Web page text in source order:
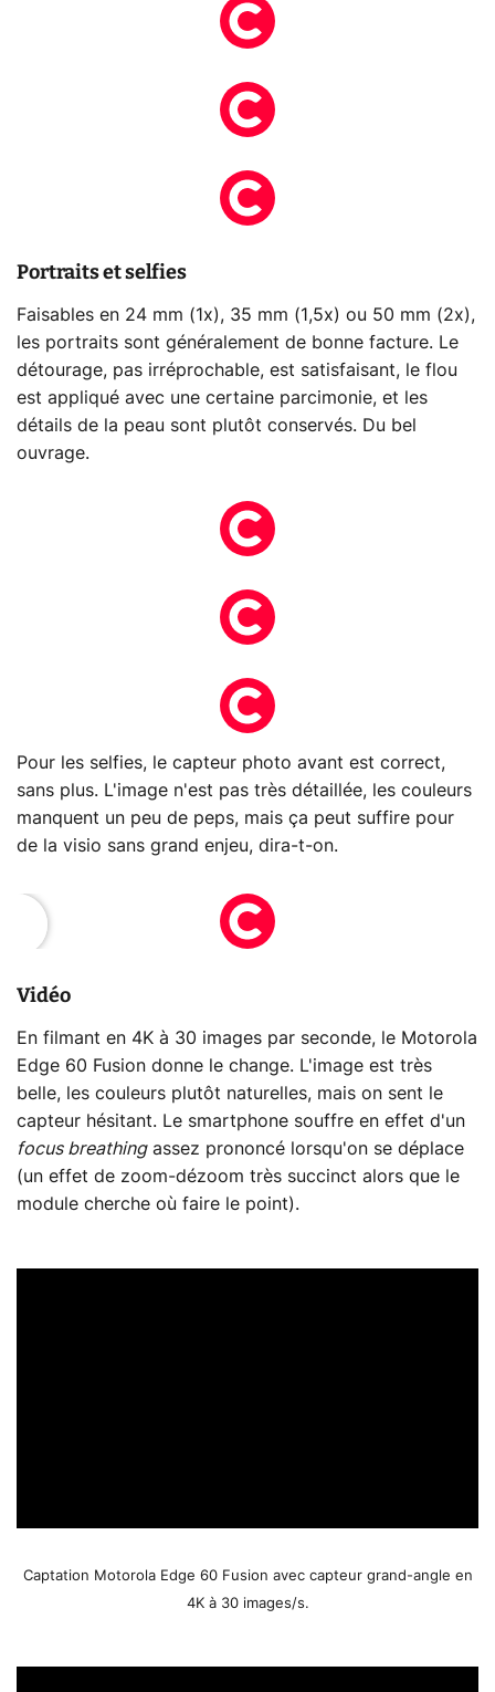
Portraits et selfies
Faisables en 24 mm (1x), 35 mm (1,5x) ou 50 mm (2x),
les portraits sont généralement de bonne facture. Le
détourage, pas irréprochable, est satisfaisant, le flou
est appliqué avec une certaine parcimonie, et les
détails de la peau sont plutôt conservés. Du bel
ouvrage.
Pour les selfies, le capteur photo avant est correct,
sans plus. L'image n'est pas très détaillée, les couleurs
manquent un peu de peps, mais ça peut suffire pour
de la visio sans grand enjeu, dira-t-on.
Vidéo
En filmant en 4K à 30 images par seconde, le Motorola
Edge 60 Fusion donne le change. L'image est très
belle, les couleurs plutôt naturelles, mais on sent le
capteur hésitant. Le smartphone souffre en effet d'un
focus breathingassez prononcé lorsqu'on se déplace
(un effet de zoom-dézoom très succinct alors que le
module cherche où faire le point).
Captation Motorola Edge 60 Fusion avec capteur grand-angle en
4K à 30 images/s.